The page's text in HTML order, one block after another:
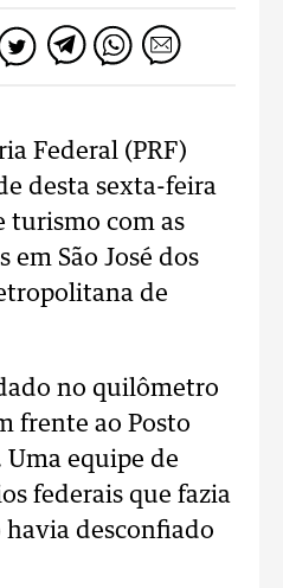
Federal (PRF)
desta sexta-feira
turismo com as
em São José dos
de
no quilômetro
frente ao Posto
Uma equipe de
federais que fazia
desconfiado